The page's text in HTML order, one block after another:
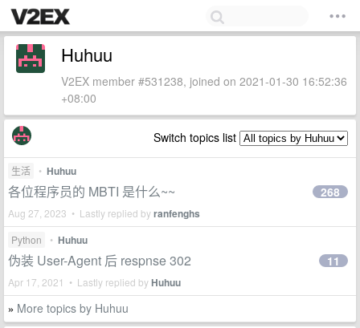
Huhuu
V2EX member #531238, joined on 2021-01-30 16:52:36
+08:00
Switch topics list
生活 • Huhuu
各位程序员的 MBTI 是什么~~
Aug 27, 2023 • Lastly replied byranfenghs
268
Python • Huhuu
伪装 User-Agent 后 respnse 302
Apr 17, 2021 • Lastly replied byHuhuu
11
» More topics by Huhuu